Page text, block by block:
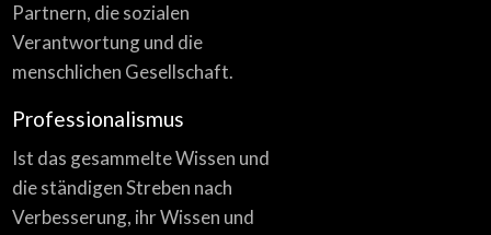
Partnern, die sozialen
Verantwortung und die
menschlichen Gesellschaft.
Professionalismus
Ist das gesammelte Wissen und
die ständigen Streben nach
Verbesserung, ihr Wissen und